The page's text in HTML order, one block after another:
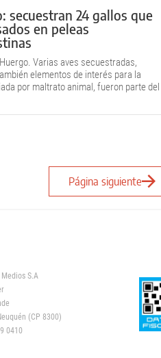
secuestran 24 gallos que
en peleas
Varias aves secuestradas,
elementos de interés para la
por maltrato animal, fueron parte del
16°.
Página siguiente
S.A
(CP 8300)
0410